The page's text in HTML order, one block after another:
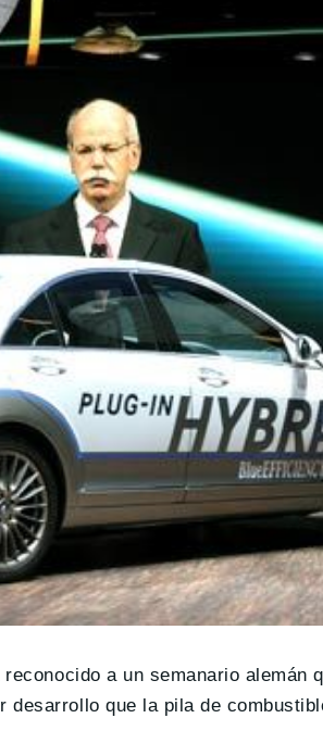
reconocido a un semanario alemán
desarrollo que la pila de